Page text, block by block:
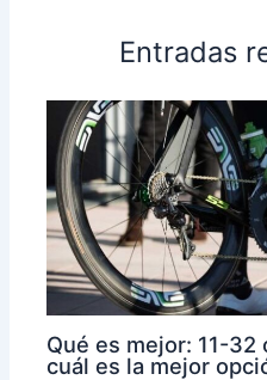
Entradas
Qué es mejor: 11-32
cuál es la mejor